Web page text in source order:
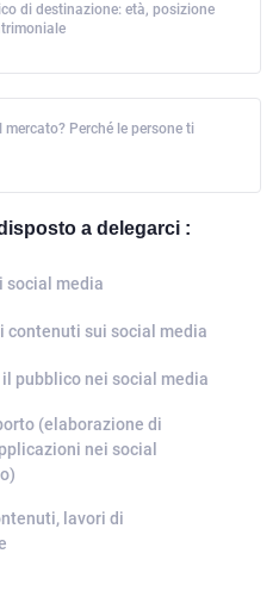
di destinazione: età, posizione
Perché le persone ti
a delegarci :
social media
contenuti sui social media
pubblico nei social media
(elaborazione di
nei social
lavori di